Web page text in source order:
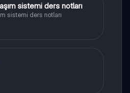
sistemi ders notları
sistemi ders notları